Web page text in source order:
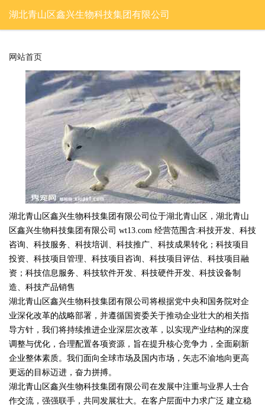
湖北青山区鑫兴生物科技集团有限公司
网站首页
湖北青山区鑫兴生物科技集团有限公司位于湖北青山区，湖北青山
区鑫兴生物科技集团有限公司 wt13.com 经营范围含:科技开发、科技
咨询、科技服务、科技培训、科技推广、科技成果转化；科技项目
投资、科技项目管理、科技项目咨询、科技项目评估、科技项目融
资；科技信息服务、科技软件开发、科技硬件开发、科技设备制
造、科技产品销售
湖北青山区鑫兴生物科技集团有限公司将根据党中央和国务院对企
业深化改革的战略部署，并遵循国资委关于推动企业壮大的相关指
导方针，我们将持续推进企业深层次改革，以实现产业结构的深度
调整与优化，合理配置各项资源，旨在提升核心竞争力，全面刷新
企业整体素质。我们面向全球市场及国内市场，矢志不渝地向更高
更远的目标迈进，奋力拼搏。
湖北青山区鑫兴生物科技集团有限公司在发展中注重与业界人士合
作交流，强强联手，共同发展壮大。在客户层面中力求广泛 建立稳